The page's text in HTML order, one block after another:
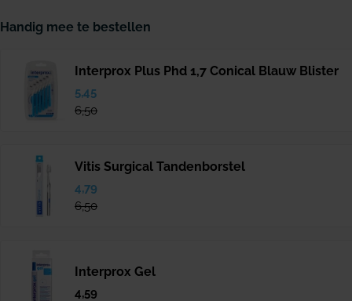
Handig mee te bestellen
Interprox Plus Phd 1,7 Conical Blauw Blister
Verkoopprijs
5,45
Normale
prijs
6,50
Vitis Surgical Tandenborstel
Verkoopprijs
4,79
Normale
prijs
6,50
Interprox Gel
Normale
4,59